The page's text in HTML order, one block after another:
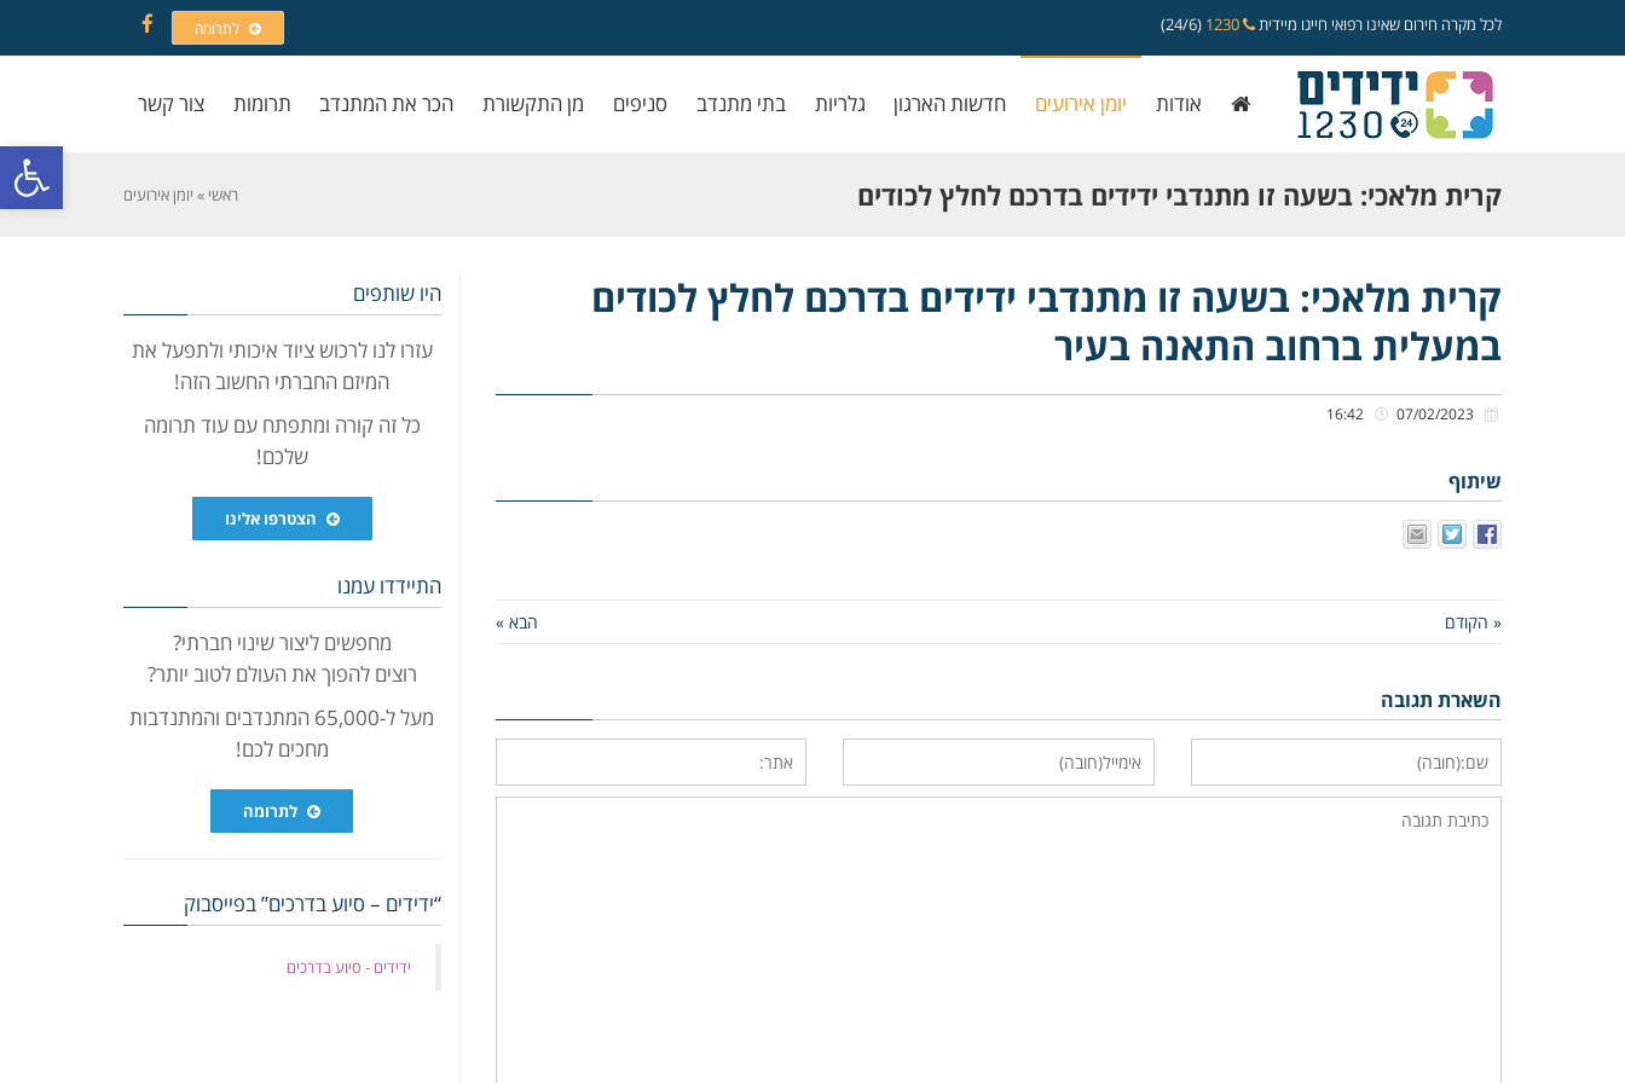
פתח
לכל מקרה חירום שאינו רפואי חייגו מיידית (24/6) לתרומה
Facebook
אודות יומן אירועים חדשות הארגון גלריות בתי מתנדב סניפים מן התקשורת הכר את המתנדב תרומות צור קשר
קרית מלאכי: בשעה זו מתנדבי ידידים בדרכם לחלץ לכודים
במעלית ברחוב התאנה בעיר
ראשי » יומן אירועים
קרית מלאכי: בשעה זו מתנדבי ידידים בדרכם לחלץ לכודים
במעלית ברחוב התאנה בעיר
שיתוף
« הקודם הבא »
השארת תגובה
היו שותפים
עזרו לנו לרכוש ציוד איכותי ולתפעל את
המיזם החברתי החשוב הזה!
כל זה קורה ומתפתח עם עוד תרומה
שלכם!
הצטרפו אלינו
התיידדו עמנו
מחפשים ליצור שינוי חברתי?
רוצים להפוך את העולם לטוב יותר?
מעל ל-65,000 המתנדבים והמתנדבות
מחכים לכם!
לתרומה
“ידידים – סיוע בדרכים” בפייסבוק
‏ידידים - סיוע בדרכים